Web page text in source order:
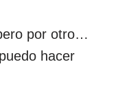
por otro…
hacer